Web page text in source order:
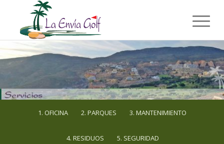
1. OFICINA 2. PARQUES 3. MANTENIMIENTO
4. RESIDUOS 5. SEGURIDAD